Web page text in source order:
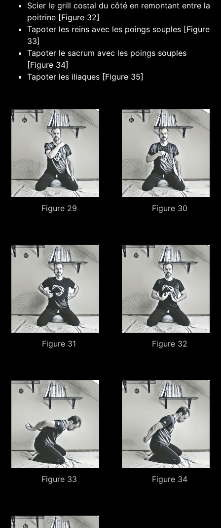
Scier le grill costal du côté en remontant entre la
poitrine [Figure 32]
Tapoter les reins avec les poings souples [Figure
33]
Tapoter le sacrum avec les poings souples
[Figure 34]
Tapoter les iliaques [Figure 35]
Figure 29 Figure 30
Figure 31 Figure 32
Figure 33 Figure 34